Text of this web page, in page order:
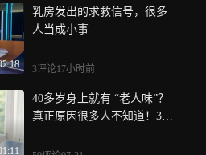
乳房发出的求救信号，很多
人当成小事
3评论17小时前
40多岁身上就有 “老人味”？
真正原因很多人不知道！3个